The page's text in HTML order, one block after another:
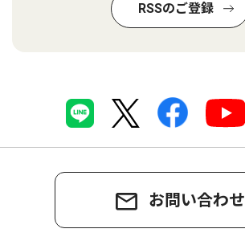
RSSのご登録
お問い合わせ